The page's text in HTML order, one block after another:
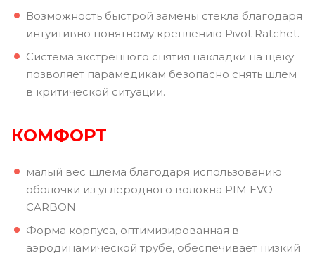
Возможность быстрой замены стекла благодаря
интуитивно понятному креплению Pivot Ratchet.
Система экстренного снятия накладки на щеку
позволяет парамедикам безопасно снять шлем
в критической ситуации.
КОМФОРТ
малый вес шлема благодаря использованию
оболочки из углеродного волокна PIM EVO
CARBON
Форма корпуса, оптимизированная в
аэродинамической трубе, обеспечивает низкий